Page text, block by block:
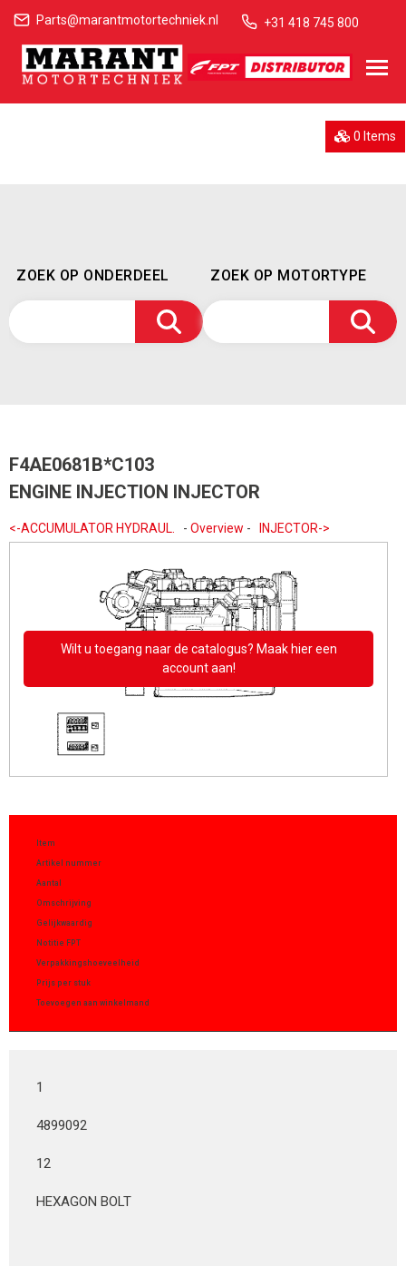
Parts@marantmotortechniek.nl +31 418 745 800
0 Items
ZOEK OP ONDERDEEL ZOEK OP MOTORTYPE
F4AE0681B*C103
ENGINE INJECTION INJECTOR
<-ACCUMULATOR HYDRAUL. - Overview - INJECTOR->
Wilt u toegang naar de catalogus? Maak hier een
account aan!
Item
Artikel nummer
Aantal
Omschrijving
Gelijkwaardig
Notitie FPT
Verpakkingshoeveelheid
Prijs per stuk
Toevoegen aan winkelmand
1
4899092
12
HEXAGON BOLT